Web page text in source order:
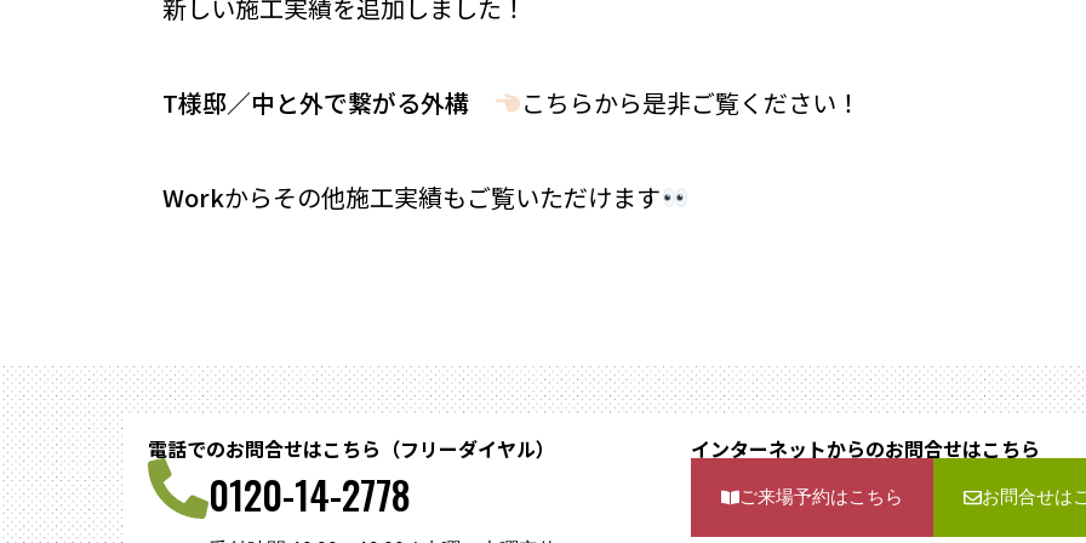
新しい施工実績を追加しました！
T様邸／中と外で繋がる外構 こちらから是非ご覧ください！
Workからその他施工実績もご覧いただけます
電話でのお問合せはこちら（フリーダイヤル）
0120-14-2778
インターネットからのお問合せはこちら
ご来場予約はこちら お問合せは